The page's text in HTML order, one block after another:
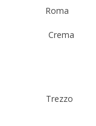
Roma
Crema
Trezzo